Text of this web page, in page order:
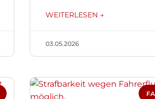
WEITERLESEN →
03.05.2026